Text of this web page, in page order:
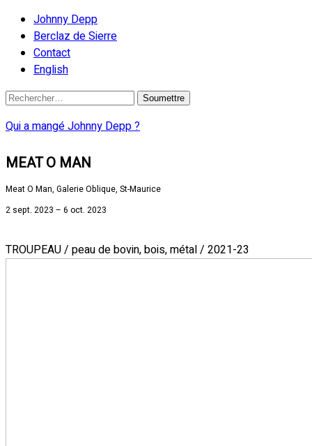
Johnny Depp
Berclaz de Sierre
Contact
English
Qui a mangé Johnny Depp ?
MEAT O MAN
Meat O Man, Galerie Oblique, St-Maurice
2 sept. 2023 – 6 oct. 2023
TROUPEAU / peau de bovin, bois, métal / 2021-23